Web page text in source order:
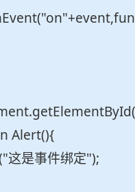
事件绑定");